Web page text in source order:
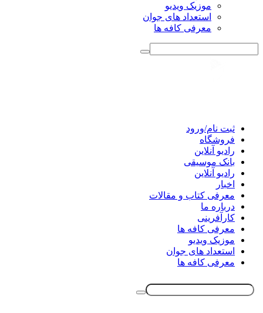
موزیک ویدیو
استعداد های جوان
معرفی کافه ها
ثبت نام/ورود
فروشگاه
رادیو آنلاین
بانک موسیقی
رادیو آنلاین
اخبار
معرفی کتاب و مقالات
درباره ما
کارآفرینی
معرفی کافه ها
موزیک ویدیو
استعداد های جوان
معرفی کافه ها